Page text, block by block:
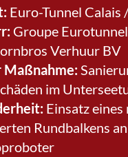
Euro-Tunnel Calais
Groupe
Verhuur BV
im
Einsatz eines
Rundbalkens